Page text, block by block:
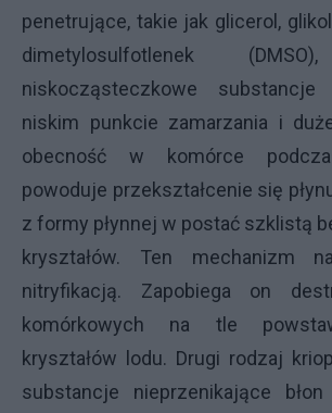
penetrujące, takie jak glicerol,
dimetylosulfotlenek
niskocząsteczkowe
niskim punkcie zamarzania i
obecność w komórce
powoduje przekształcenie się
z formy płynnej w postać szklistą
kryształów. Ten mechanizm
nitryfikacją. Zapobiega on
komórkowych na tle
kryształów lodu. Drugi rodzaj
substancje nieprzenikające błon